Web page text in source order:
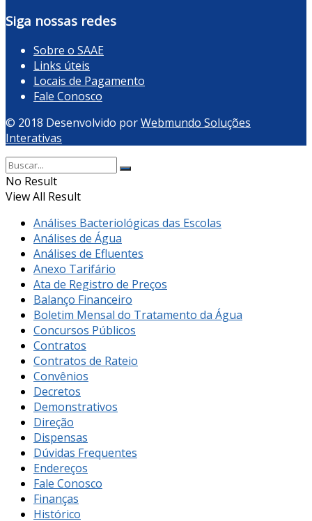
Siga nossas redes
Sobre o SAAE
Links úteis
Locais de Pagamento
Fale Conosco
© 2018 Desenvolvido porWebmundo Soluções
Interativas
No Result
View All Result
Análises Bacteriológicas das Escolas
Análises de Água
Análises de Efluentes
Anexo Tarifário
Ata de Registro de Preços
Balanço Financeiro
Boletim Mensal do Tratamento da Água
Concursos Públicos
Contratos
Contratos de Rateio
Convênios
Decretos
Demonstrativos
Direção
Dispensas
Dúvidas Frequentes
Endereços
Fale Conosco
Finanças
Histórico